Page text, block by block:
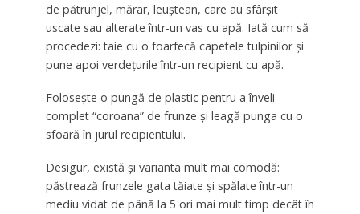
de pătrunjel, mărar, leuștean, care au sfârșit
uscate sau alterate într-un vas cu apă. Iată cum să
procedezi: taie cu o foarfecă capetele tulpinilor și
pune apoi verdețurile într-un recipient cu apă.
Folosește o pungă de plastic pentru a înveli
complet “coroana” de frunze și leagă punga cu o
sfoară în jurul recipientului.
Desigur, există și varianta mult mai comodă:
păstrează frunzele gata tăiate și spălate într-un
mediu vidat de până la 5 ori mai mult timp decât în